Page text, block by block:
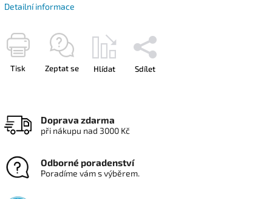
Detailní informace
Tisk Zeptat se Hlídat Sdílet
Doprava zdarma
při nákupu nad 3000 Kč
Odborné poradenství
Poradíme vám s výběrem.